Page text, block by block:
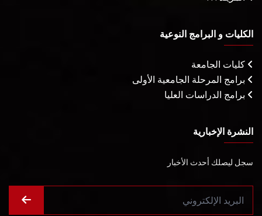
الكليات و البرامج النوعية
كليات الجامعة
برامج المرحلة الجامعية الأولى
برامج الدراسات العليا
النشرة الإخبارية
سجل ليصلك أحدث الأخبار